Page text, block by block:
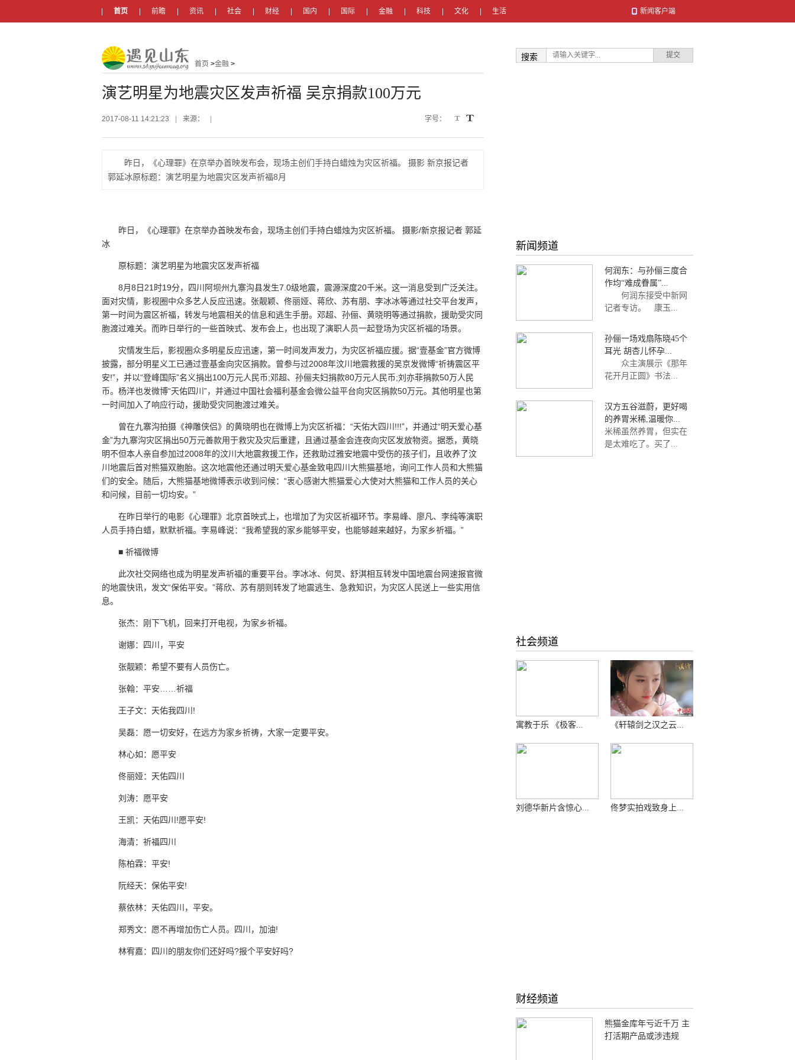
首页 前瞻 资讯 社会 财经 国内 国际 金融 科技 文化 生活 新闻客户端
首页 >金融 >
演艺明星为地震灾区发声祈福 吴京捐款100万元
2017-08-11 14:21:23 来源： 字号：
昨日，《心理罪》在京举办首映发布会，现场主创们手持白蜡烛为灾区祈福。 摄影 新京报记者
郭延冰原标题：演艺明星为地震灾区发声祈福8月
昨日，《心理罪》在京举办首映发布会，现场主创们手持白蜡烛为灾区祈福。 摄影/新京报记者 郭延
冰
原标题：演艺明星为地震灾区发声祈福
8月8日21时19分，四川阿坝州九寨沟县发生7.0级地震，震源深度20千米。这一消息受到广泛关注。
面对灾情，影视圈中众多艺人反应迅速。张靓颖、佟丽娅、蒋欣、苏有朋、李冰冰等通过社交平台发声，
第一时间为震区祈福，转发与地震相关的信息和逃生手册。邓超、孙俪、黄晓明等通过捐款，援助受灾同
胞渡过难关。而昨日举行的一些首映式、发布会上，也出现了演职人员一起登场为灾区祈福的场景。
灾情发生后，影视圈众多明星反应迅速，第一时间发声发力，为灾区祈福应援。据“壹基金”官方微博
披露，部分明星义工已通过壹基金向灾区捐款。曾参与过2008年汶川地震救援的吴京发微博“祈祷震区平
安!”，并以“登峰国际”名义捐出100万元人民币;邓超、孙俪夫妇捐款80万元人民币;刘亦菲捐款50万人民
币。杨洋也发微博“天佑四川”，并通过中国社会福利基金会微公益平台向灾区捐款50万元。其他明星也第
一时间加入了响应行动，援助受灾同胞渡过难关。
曾在九寨沟拍摄《神雕侠侣》的黄晓明也在微博上为灾区祈福：“天佑大四川!!!”，并通过“明天爱心基
金”为九寨沟灾区捐出50万元善款用于救灾及灾后重建，且通过基金会连夜向灾区发放物资。据悉，黄晓
明不但本人亲自参加过2008年的汶川大地震救援工作，还救助过雅安地震中受伤的孩子们，且收养了汶
川地震后首对熊猫双胞胎。这次地震他还通过明天爱心基金致电四川大熊猫基地，询问工作人员和大熊猫
们的安全。随后，大熊猫基地微博表示收到问候：“衷心感谢大熊猫爱心大使对大熊猫和工作人员的关心
和问候，目前一切均安。”
在昨日举行的电影《心理罪》北京首映式上，也增加了为灾区祈福环节。李易峰、廖凡、李纯等演职
人员手持白蜡，默默祈福。李易峰说：“我希望我的家乡能够平安，也能够越来越好，为家乡祈福。”
■ 祈福微博
此次社交网络也成为明星发声祈福的重要平台。李冰冰、何炅、舒淇相互转发中国地震台网速报官微
的地震快讯，发文“保佑平安。”蒋欣、苏有朋则转发了地震逃生、急救知识，为灾区人民送上一些实用信
息。
张杰：刚下飞机，回来打开电视，为家乡祈福。
谢娜：四川，平安
张靓颖：希望不要有人员伤亡。
张翰：平安……祈福
王子文：天佑我四川!
吴磊：愿一切安好，在远方为家乡祈祷，大家一定要平安。
林心如：愿平安
佟丽娅：天佑四川
刘涛：愿平安
王凯：天佑四川!愿平安!
海清：祈福四川
陈柏霖：平安!
阮经天：保佑平安!
蔡依林：天佑四川，平安。
郑秀文：愿不再增加伤亡人员。四川，加油!
林宥嘉：四川的朋友你们还好吗?报个平安好吗?
搜索
新闻频道
何润东：与孙俪三度合
作均“难成眷属”...
何润东接受中新网
记者专访。 康玉...
孙俪一场戏扇陈晓45个
耳光 胡杏儿怀孕...
众主演展示《那年
花开月正圆》书法...
汉方五谷滋蔚，更好喝
的养胃米稀,温暖你...
米稀虽然养胃，但实在
是太难吃了。买了...
社会频道
寓教于乐 《极客... 《轩辕剑之汉之云...
刘德华新片含惊心... 佟梦实拍戏致身上...
财经频道
熊猫金库年亏近千万 主
打活期产品或涉违规